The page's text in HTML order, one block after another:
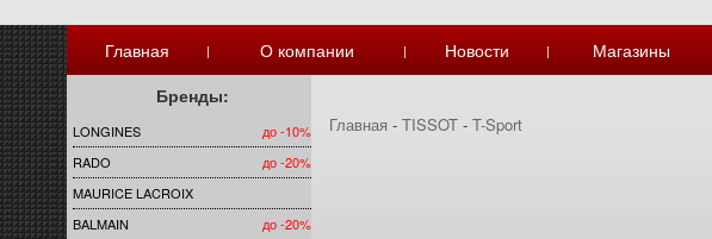
Главная
| О компании | Новости | Магазины
Бренды:
LONGINES
до -10%
RADO
до -20%
MAURICE LACROIX
BALMAIN
до -20%
Главная -TISSOT -T-Sport